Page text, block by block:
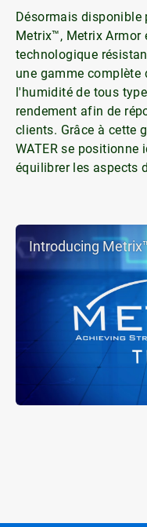
Introducing
Désormais disponible
Metrix™, Metrix Armor
technologique
une gamme complète
l'humidité de tous
rendement afin de
clients. Grâce à cette
WATER se positionne
équilibrer les aspects